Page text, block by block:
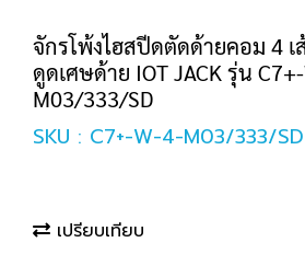
จักรโพ้งไฮสปีดตัดด้ายคอม 4
ดูดเศษด้าย IOT JACK รุ่น
M03/333/SD
SKU : C7+-W-4-M03/333/SD
เปรียบเทียบ